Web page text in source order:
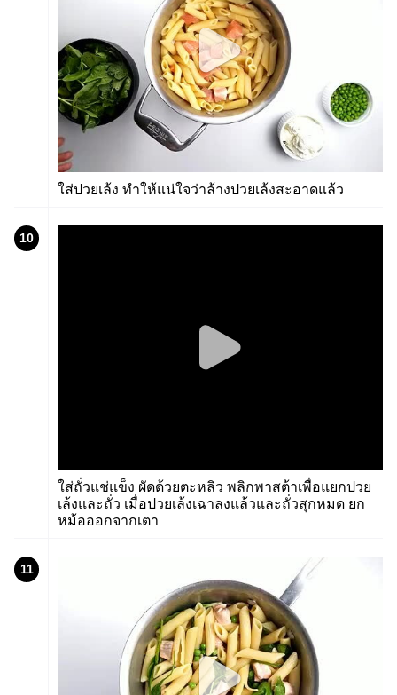
ใส่ปวยเล้ง ทำให้แน่ใจว่าล้างปวยเล้งสะอาดแล้ว
10
ใส่ถั่วแช่แข็ง ผัดด้วยตะหลิว พลิกพาสต้าเพื่อแยกปวย
เล้งและถั่ว เมื่อปวยเล้งเฉาลงแล้วและถั่วสุกหมด ยก
หม้อออกจากเตา
11